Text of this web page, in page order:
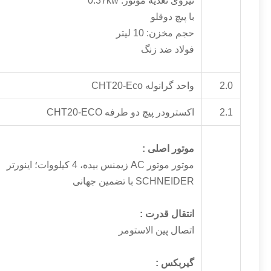
با پیچ دوقلو
حجم مخزن: 10 لیتر
فولاد ضد زنگ
2.0 واحد گرانوله CHT20-Eco
2.1 اکسترودر پیچ دو طرفه CHT20-ECO
موتور اصلی :
موتور موتور AC زیمنس بیده، 4 کیلووات؛ اینورتر
SCHNEIDER با تضمین جهانی
انتقال قدرت :
اتصال پین الاستومر
گیربکس :